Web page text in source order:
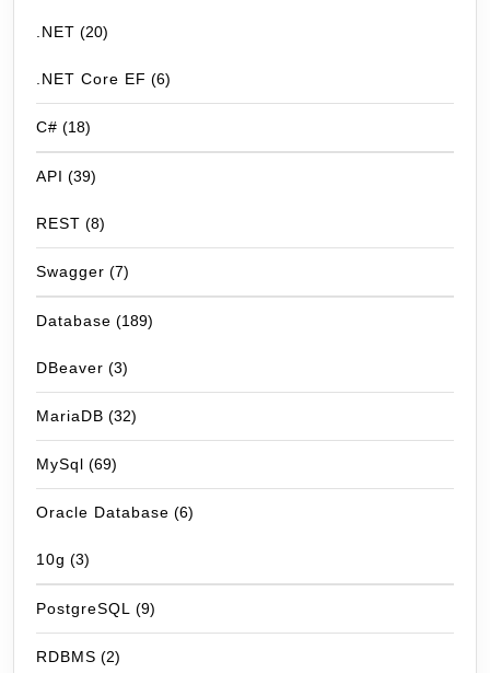
.NET (20)
.NET Core EF (6)
C# (18)
API (39)
REST (8)
Swagger (7)
Database (189)
DBeaver (3)
MariaDB (32)
MySql (69)
Oracle Database (6)
10g (3)
PostgreSQL (9)
RDBMS (2)